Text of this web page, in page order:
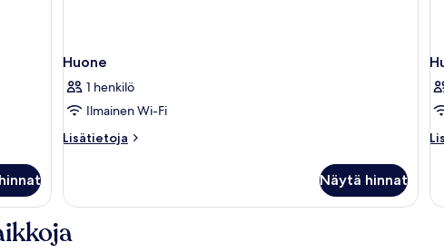
Huone
1 henkilö
Ilmainen Wi-Fi
Lisätietoja
Lisätietoja
Näytä hinnat